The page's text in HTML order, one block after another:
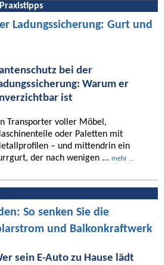
Ladungssicherung: Gurt und
bei der
Warum er
ist
Transporter voller Möbel,
oder Paletten mit
– und mittendrin ein
der nach wenigen ... mehr ...
So senken Sie die
und Balkonkraftwerk
sein E-Auto zu Hause lädt